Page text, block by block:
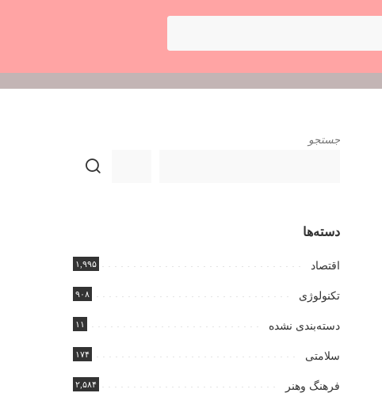
جستجو
دسته‌ها
اقتصاد ۱,۹۹۵
تکنولوژی ۹۰۸
دسته‌بندی نشده ۱۱
سلامتی ۱۷۴
فرهنگ وهنر ۲,۵۸۴